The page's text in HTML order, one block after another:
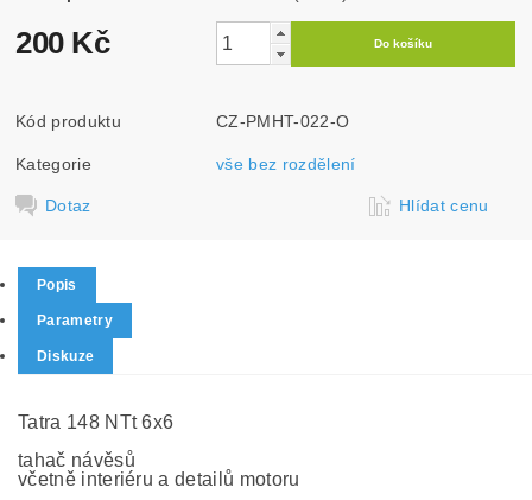
200 Kč
Kód produktu CZ-PMHT-022-O
Kategorie vše bez rozdělení
Dotaz Hlídat cenu
Popis
Parametry
Diskuze
Tatra 148 NTt 6x6
tahač návěsů
včetně interiéru a detailů motoru